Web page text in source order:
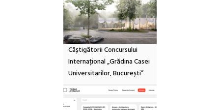
Câștigătorii Concursului
Internațional „Grădina Casei
Universitarilor, București”